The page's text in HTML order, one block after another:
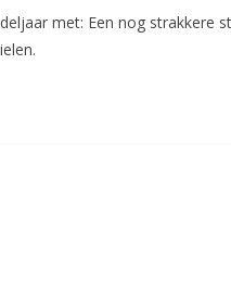
met: Een nog strakkere